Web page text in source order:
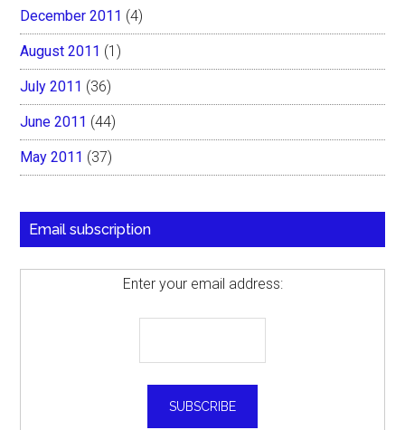
December 2011 (4)
August 2011 (1)
July 2011 (36)
June 2011 (44)
May 2011 (37)
Email subscription
Enter your email address: